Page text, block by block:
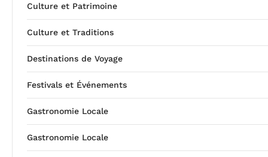
Culture et Patrimoine
Culture et Traditions
Destinations de Voyage
Festivals et Événements
Gastronomie Locale
Gastronomie Locale